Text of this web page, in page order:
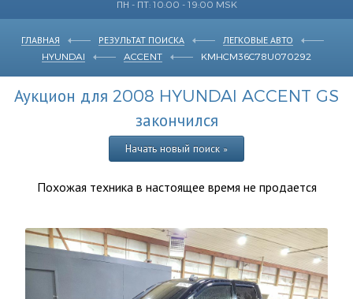
ПН - ПТ: 10:00 - 19:00 MSK
ГЛАВНАЯ РЕЗУЛЬТАТ ПОИСКА
ЛЕГКОВЫЕ АВТО
HYUNDAI
ACCENT KMHCM36C78U070292
Аукцион для 2008 HYUNDAI ACCENT GS
закончился
Начать новый поиск »
Похожая техника в настоящее время не продается